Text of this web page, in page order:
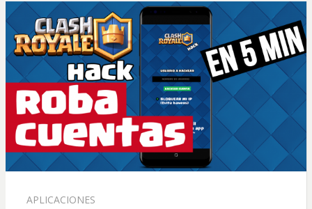
APLICACIONES